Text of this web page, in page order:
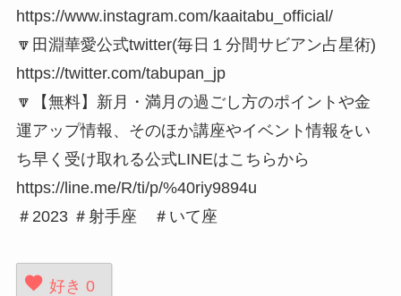
https://www.instagram.com/kaaitabu_official/
🔽田淵華愛公式twitter(毎日１分間サビアン占星術)
https://twitter.com/tabupan_jp
🔽【無料】新月・満月の過ごし方のポイントや金
運アップ情報、そのほか講座やイベント情報をい
ち早く受け取れる公式LINEはこちらから
https://line.me/R/ti/p/%40riy9894u
＃2023 ＃射手座 ＃いて座
好き 0